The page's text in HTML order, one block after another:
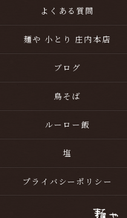
よくある質問
麺や 小とり 庄内本店
ブログ
鳥そば
ルーロー飯
塩
プライバシーポリシー